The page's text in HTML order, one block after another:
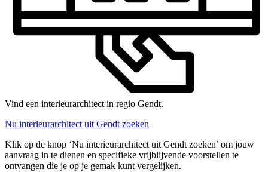
Vind een interieurarchitect in regio Gendt.
Nu interieurarchitect uit Gendt zoeken
Klik op de knop ‘Nu interieurarchitect uit Gendt zoeken’ om jouw
aanvraag in te dienen en specifieke vrijblijvende voorstellen te
ontvangen die je op je gemak kunt vergelijken.